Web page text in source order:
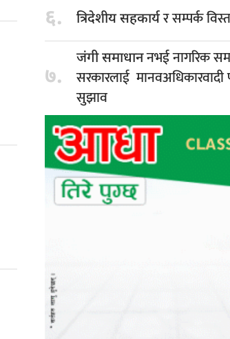
६. त्रिदेशीय सहकार्यर सम्पर्क
७.
जंगी समाधाननभई नागरिक
सरकारलाई मानवअधिकारवादी
सुझाव